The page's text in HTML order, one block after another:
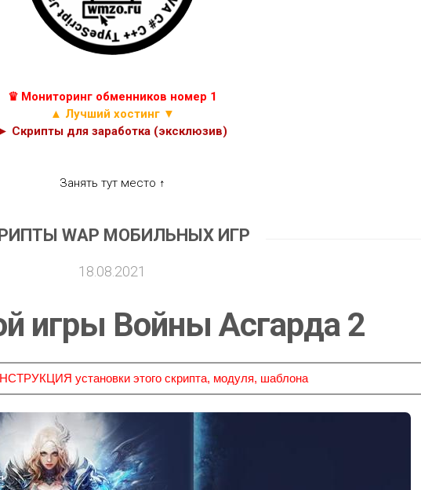
ИГР
СКРИПТЫ
ЭКОНОМИЧЕСКИХ
♛ Мониторинг обменников номер 1
▲ Лучший хостинг ▼
► Скрипты для заработка (эксклюзив)
Занять тут место ↑
WAP МОБИЛЬНЫХ ИГР
18.08.2021
игры Войны Асгарда 2
установки этого скрипта, модуля, шаблона